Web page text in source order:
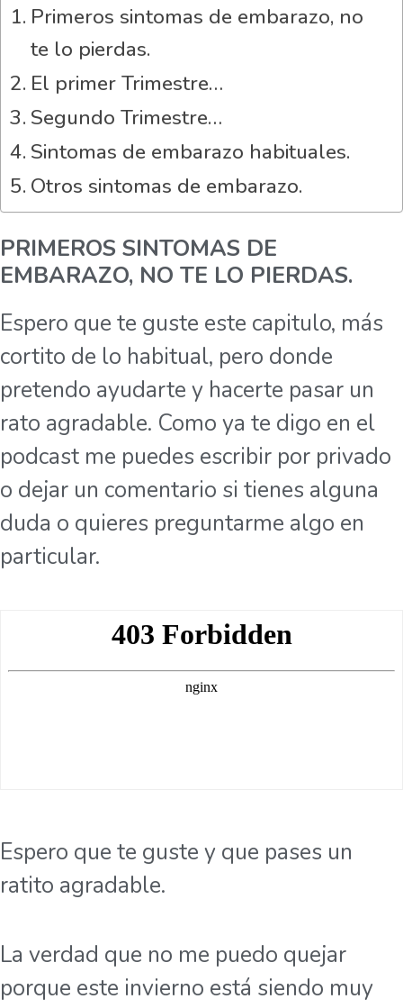
Primeros sintomas de embarazo, no
te lo pierdas.
El primer Trimestre…
Segundo Trimestre…
Sintomas de embarazo habituales.
Otros sintomas de embarazo.
PRIMEROS SINTOMAS DE
EMBARAZO, NO TE LO PIERDAS.
Espero que te guste este capitulo, más
cortito de lo habitual, pero donde
pretendo ayudarte y hacerte pasar un
rato agradable. Como ya te digo en el
podcast me puedes escribir por privado
o dejar un comentario si tienes alguna
duda o quieres preguntarme algo en
particular.
Espero que te guste y que pases un
ratito agradable.
La verdad que no me puedo quejar
porque este invierno está siendo muy